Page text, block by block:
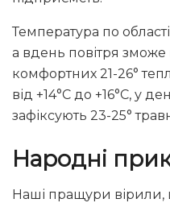
Температура по
а вдень повітря зможе
комфортних 21-26°
від +14°С до +16°С, у
зафіксують 23-25°
Народні
Наші пращури